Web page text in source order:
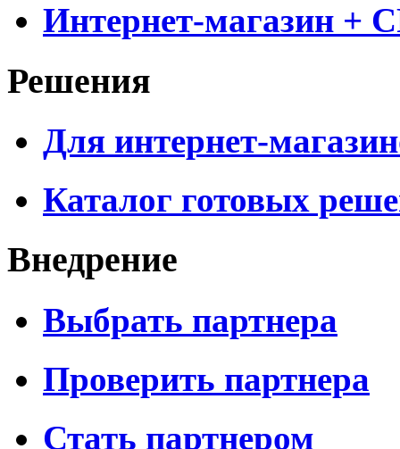
Интернет-магазин +
Решения
Для интернет-
Каталог готовых
Внедрение
Выбрать партнера
Проверить партнера
Стать партнером